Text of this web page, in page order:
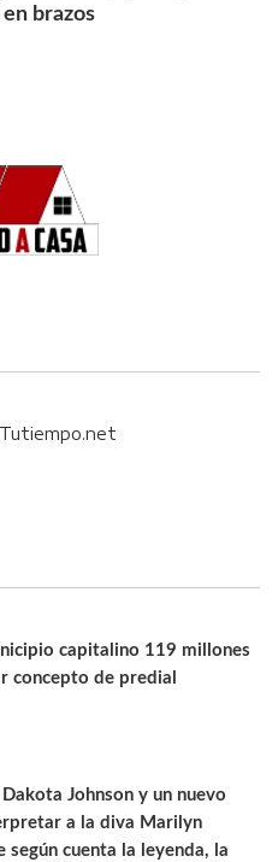
brazos
capitalino 119 millones
concepto de predial
Johnson y un nuevo
a la diva Marilyn
según cuenta la leyenda, la